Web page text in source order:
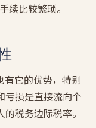
续比较繁琐。
它的优势，特别
亏损是直接流向个
税务边际税率。